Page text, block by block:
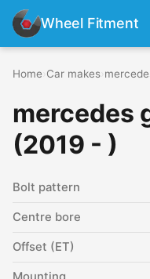
Wheel Fitment
Home Car makes
mercedes
(2019 - )
Bolt pattern
Centre bore
Offset (ET)